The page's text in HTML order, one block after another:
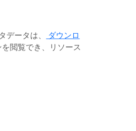
データは、
ダウンロ
閲覧でき、リソース